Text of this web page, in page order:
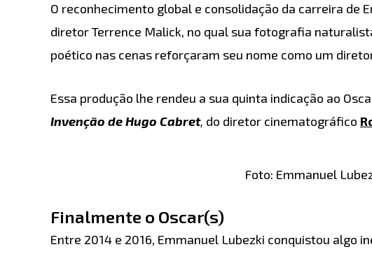
O reconhecimento global e consolidação da carreira de
diretor Terrence Malick, no qual sua fotografia
poético nas cenas reforçaram seu nome como um
Essa produção lhe rendeu a sua quinta indicação ao
Invenção de Hugo Cabret, do diretor cinematográfico
Foto: Emmanuel
Finalmente o Oscar(s)
Entre 2014 e 2016, Emmanuel Lubezki conquistou